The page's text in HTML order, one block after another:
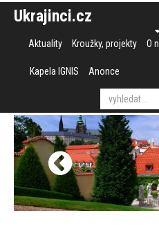
Ukrajinci.cz
Aktuality Kroužky, projekty O
Kapela IGNIS Anonce